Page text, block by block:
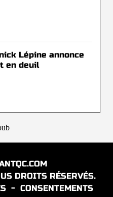
Lépine annonce
en deuil
DROITS RÉSERVÉS.
- CONSENTEMENTS